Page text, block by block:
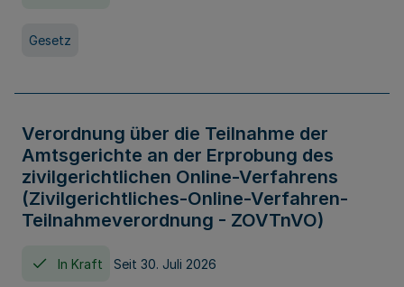
Gesetz
Verordnung über die Teilnahme der
Amtsgerichte an der Erprobung des
zivilgerichtlichen Online-Verfahrens
(Zivilgerichtliches-Online-Verfahren-
Teilnahmeverordnung - ZOVTnVO)
In Kraft Seit 30. Juli 2026